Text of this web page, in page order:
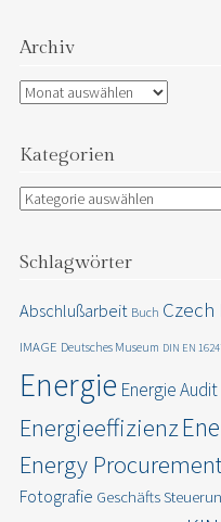
Archiv
Archiv
Kategorien
Kategorien
Schlagwörter
Abschlußarbeit Buch
IMAGE Deutsches Museum DIN EN
Energie Energie Audit
Energieeffizienz
Energy
Fotografie Geschäfts